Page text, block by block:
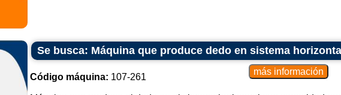
Se busca: Máquina que produce dedo en sistema horizontal
Código máquina: 107-261